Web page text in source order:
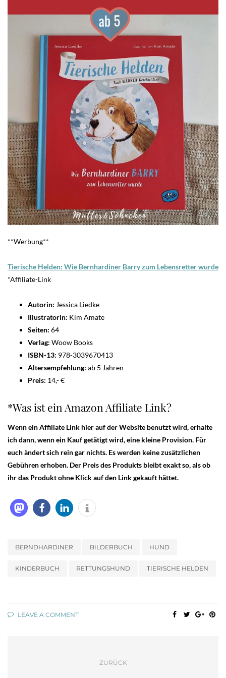
**Werbung**
Tierische Helden: Wie Bernhardiner Barry zum Lebensretter wurde
*Affiliate-Link
Autorin: Jessica Liedke
Illustratorin: Kim Amate
Seiten: 64
Verlag: Woow Books
ISBN-13: 978-3039670413
Altersempfehlung: ab 5 Jahren
Preis: 14,- €
*Was ist ein Amazon Affiliate Link?
Wenn ein Affiliate Link hier auf der Website benutzt wird, erhalte
ich dann, wenn ein Kauf getätigt wird, eine kleine Provision. Für
euch ändert sich rein gar nichts. Es werden keine zusätzlichen
Gebühren erhoben. Der Preis des Produkts bleibt exakt so, als ob
ihr das Produkt ohne Klick auf den Link gekauft hättet.
BERNDHARDINER BILDERBUCH HUND
KINDERBUCH RETTUNGSHUND TIERISCHE HELDEN
LEAVE A COMMENT
ZURÜCK